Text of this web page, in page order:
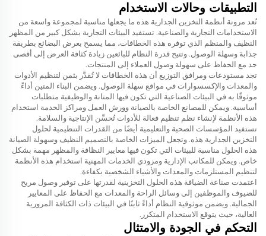
التطبيقات وحالات الاستخدام
تُعد مرونة أنظمة التخزين الجدارية هذه ما يجعلها مناسبة لمجموعة واسعة من
الاستخدامات التجارية والصناعية. تستفيد البيئات التجارية بشكل كبير من المظهر
النظيف والمنظم الذي توفره هذه الخطافات، مما يسمح بعرض البضائع بطريقة
جذابة وسهلة الوصول. وتتيح قدرة النظام للبائعين زيادة كثافة العرض إلى أقصى
حد مع الحفاظ على سهولة وصول العملاء إلى المنتجات.
تجد مستودعات ومرافق التوزيع أن هذه الخطافات لا تُقدَّر بثمن لتنظيم الأدوات
والمعدات والإكسسوارات في مواقع سهلة الوصول. ويضمن البناء المتين أداءً
موثوقًا به في البيئات الصناعية التي تكون فيها المتانة والوظيفية متطلبات
أساسية. ويمكن للمصانع الخاصة بالصيانة وورش العمل ومراكز الخدمة استخدام
هذه الأنظمة لإنشاء نظم تنظيم فعالة للأدوات تُحسِّن الإنتاجية والسلامة.
تستفيد المؤسسات الصحية والتعليمية أيضًا من القدرات التنظيمية لحلول
التخزين الجدارية هذه. وتجعل الميزات الخاصة بالتصميم النظيف وسهولة الصيانة
هذه الحلول مناسبة للبيئات التي تكون فيها معايير النظافة والمظهر مهمة بشكل
خاص. ويمكن للمكاتب الإدارية ومزودي الخدمات المهنية استخدام هذه الأنظمة
لتنظيم المستلزمات والمعدات والأشياء الشخصية بكفاءة.
اعتمدت صناعة الضيافة هذه الحلول التخزينية لقدرتها على توفير وصول مريح
للضيوف والموظفين إلى وسائل الراحة والمعدات مع الحفاظ على المعايير
الجمالية. ويضمن موثوقية النظام أداءً ثابتًا في البيئات ذات الكثافة المرورية
العالية، حيث يتوقع الاستخدام المتكرر.
التحكم في الجودة والامتثال